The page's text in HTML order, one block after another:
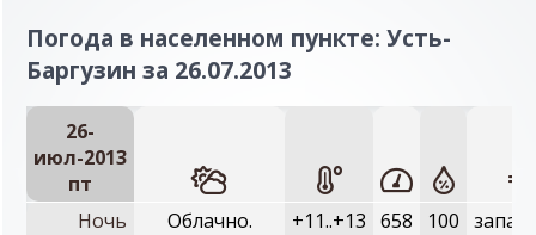
Погода в населенном пункте: Усть-
Баргузин за 26.07.2013
26-
июл-2013
пт
Ночь
Облачно.
+11..+13 658 100